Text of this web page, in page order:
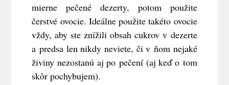
mierne pečené dezerty, potom použite
čerstvé ovocie. Ideálne použite takéto ovocie
vždy, aby ste znížili obsah cukrov v dezerte
a predsa len nikdy neviete, či v ňom nejaké
živiny nezostanú aj po pečení (aj keď o tom
skôr pochybujem).